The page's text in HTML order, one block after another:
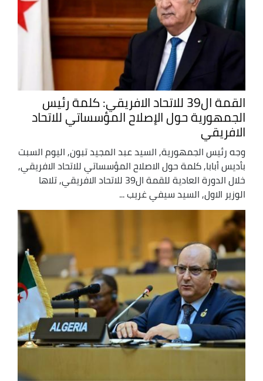
القمة ال39 للاتحاد الافريقي: كلمة رئيس
الجمهورية حول الإصلاح المؤسساتي للاتحاد
الافريقي
وجه رئيس الجمهورية, السيد عبد المجيد تبون, اليوم السبت
بأديس أبابا, كلمة حول الاصلاح المؤسساتي للاتحاد الافريقي,
خلال الدورة العادية للقمة ال39 للاتحاد الافريقي, تلاها
الوزير الاول, السيد سيفي غريب ...